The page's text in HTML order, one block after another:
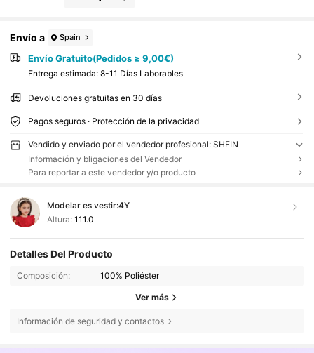
Envío a Spain
Envío Gratuito(Pedidos ≥ 9,00€)
Entrega estimada: 8-11 Días Laborables
Devoluciones gratuitas en 30 días
Pagos seguros · Protección de la privacidad
Vendido y enviado por el vendedor profesional: SHEIN
Información y bligaciones del Vendedor
Para reportar a este vendedor y/o producto
Modelar es vestir:4Y
Altura: 111.0
Detalles Del Producto
Composición: 100% Poliéster
Ver más
Información de seguridad y contactos